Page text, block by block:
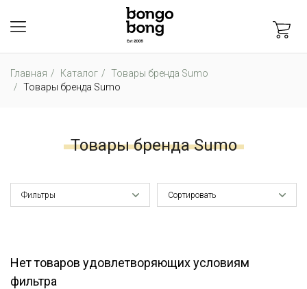
Главная Каталог
Товары бренда Sumo
Товары бренда Sumo
Товары бренда Sumo
Фильтры Сортировать
Нет товаров удовлетворяющих условиям
фильтра